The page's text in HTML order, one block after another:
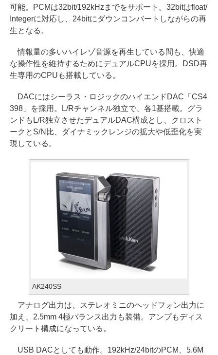
可能。PCMは32bit/192kHzまでをサポート。32bitはfloat/
Integerに対応し、24bitにダウンコンバートしながらの再
生となる。
情報量の多いハイレゾ音源を再生している間も、快適
な操作性を維持するためにデュアルCPUを採用。DSD再
生専用のCPUも搭載している。
DACにはシーラス・ロジックのハイエンドDAC「CS4
398」を採用。L/Rチャンネル独立で、各1基搭載。グラ
ンドもL/R独立させたデュアルDAC構成とし、クロスト
ークとS/N比、ダイナミックレンジの拡大や低歪化を実
現している。
AK240SS
アナログ出力は、ステレオミニのヘッドフォン出力に
加え、2.5mm 4極バランス出力も装備。アンプもディス
クリート構成になっている。
USB DACとしても動作。192kHz/24bitのPCM、5.6M